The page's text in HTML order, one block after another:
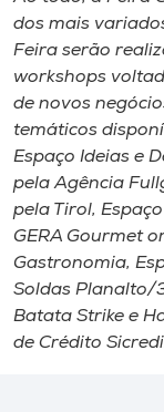
dos mais
Feira serão
workshops
de novos
temáticos
Espaço Ideias e
pela Agência
pela Tirol,
GERA Gourmet
Gastronomia,
Soldas Planalto/
Batata Strike e
de Crédito